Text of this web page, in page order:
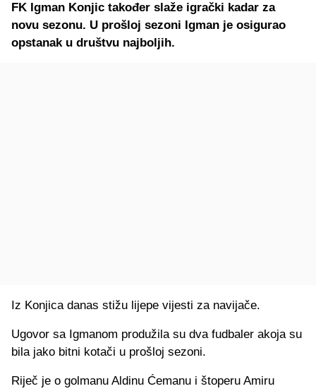
FK Igman Konjic također slaže igrački kadar za
novu sezonu. U prošloj sezoni Igman je osigurao
opstanak u društvu najboljih.
Iz Konjica danas stižu lijepe vijesti za navijače.
Ugovor sa Igmanom produžila su dva fudbaler akoja su
bila jako bitni kotači u prošloj sezoni.
Riječ je o golmanu Aldinu Ćemanu i štoperu Amiru